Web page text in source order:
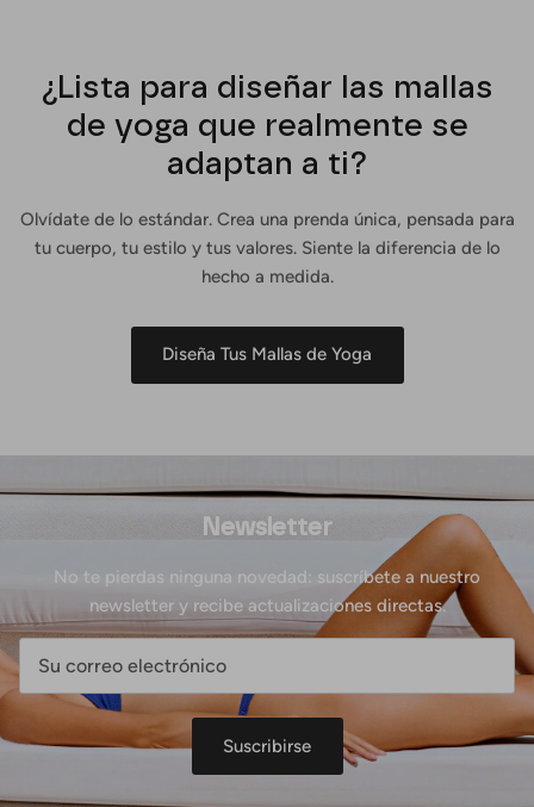
¿Lista para diseñar las mallas
de yoga que realmente se
adaptan a ti?
Olvídate de lo estándar. Crea una prenda única, pensada para
tu cuerpo, tu estilo y tus valores. Siente la diferencia de lo
hecho a medida.
Diseña Tus Mallas de Yoga
Newsletter
No te pierdas ninguna novedad: suscríbete a nuestro
newsletter y recibe actualizaciones directas.
Suscribirse